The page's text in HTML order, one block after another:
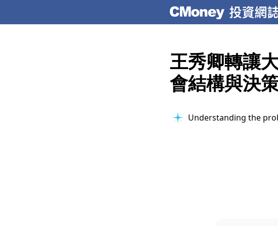
王秀卿轉讓
會結構與決
Organizing insights...